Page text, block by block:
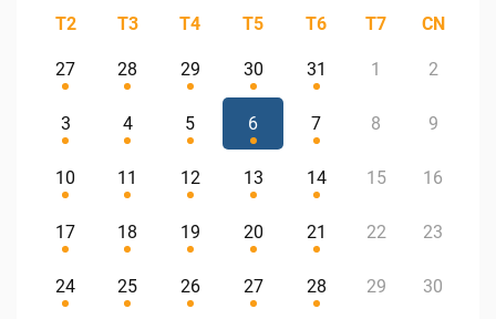
T2 T3 T4 T5 T6 T7 CN
27 28 29 30 31 1 2
3 4 5 6 7 8 9
10 11 12 13 14 15 16
17 18 19 20 21 22 23
24 25 26 27 28 29 30